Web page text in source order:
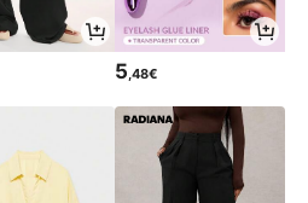
5 ,48€